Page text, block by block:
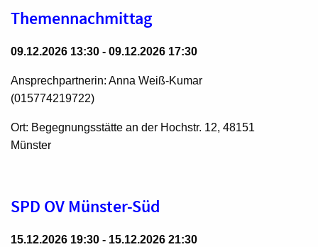
Themennachmittag
09.12.2026 13:30 - 09.12.2026 17:30
Ansprechpartnerin: Anna Weiß-Kumar
(015774219722)
Ort: Begegnungsstätte an der Hochstr. 12, 48151
Münster
SPD OV Münster-Süd
15.12.2026 19:30 - 15.12.2026 21:30